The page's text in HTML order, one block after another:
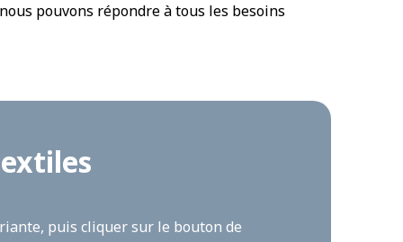
pouvons répondre à tous les besoins
puis cliquer sur le bouton de